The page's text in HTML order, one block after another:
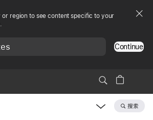
region to see content specific to your
Continue
搜索